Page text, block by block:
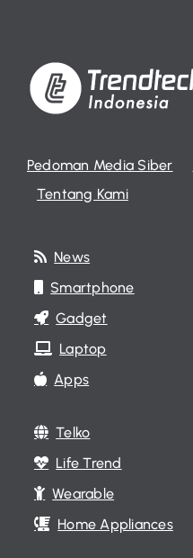
Pedoman Media Siber
Tentang Kami
News
Smartphone
Gadget
Laptop
Apps
Telko
Life Trend
Wearable
Home Appliances